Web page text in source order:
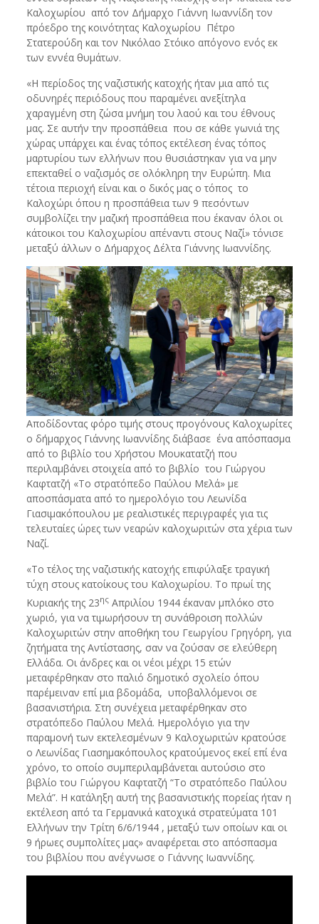
Καλοχωρίου από τον Δήμαρχο Γιάννη Ιωαννίδη τον
πρόεδρο της κοινότητας Καλοχωρίου Πέτρο
Στατερούδη και τον Νικόλαο Στόικο απόγονο ενός εκ
των εννέα θυμάτων.
«Η περίοδος της ναζιστικής κατοχής ήταν μια από τις
οδυνηρές περιόδους που παραμένει ανεξίτηλα
χαραγμένη στη ζώσα μνήμη του λαού και του έθνους
μας. Σε αυτήν την προσπάθεια που σε κάθε γωνιά της
χώρας υπάρχει και ένας τόπος εκτέλεση ένας τόπος
μαρτυρίου των ελλήνων που θυσιάστηκαν για να μην
επεκταθεί ο ναζισμός σε ολόκληρη την Ευρώπη. Μια
τέτοια περιοχή είναι και ο δικός μας ο τόπος το
Καλοχώρι όπου η προσπάθεια των 9 πεσόντων
συμβολίζει την μαζική προσπάθεια που έκαναν όλοι οι
κάτοικοι του Καλοχωρίου απέναντι στους Ναζί» τόνισε
μεταξύ άλλων ο Δήμαρχος Δέλτα Γιάννης Ιωαννίδης.
Αποδίδοντας φόρο τιμής στους προγόνους Καλοχωρίτες
ο δήμαρχος Γιάννης Ιωαννίδης διάβασε ένα απόσπασμα
από το βιβλίο του Χρήστου Μουκατατζή που
περιλαμβάνει στοιχεία από το βιβλίο του Γιώργου
Καφτατζή «Το στρατόπεδο Παύλου Μελά» με
αποσπάσματα από το ημερολόγιο του Λεωνίδα
Γιασιμακόπουλου με ρεαλιστικές περιγραφές για τις
τελευταίες ώρες των νεαρών καλοχωριτών στα χέρια των
Ναζί.
«Το τέλος της ναζιστικής κατοχής επιφύλαξε τραγική
τύχη στους κατοίκους του Καλοχωρίου. Το πρωί της
Κυριακής της 23ηςΑπριλίου 1944 έκαναν μπλόκο στο
χωριό, για να τιμωρήσουν τη συνάθροιση πολλών
Καλοχωριτών στην αποθήκη του Γεωργίου Γρηγόρη, για
ζητήματα της Αντίστασης, σαν να ζούσαν σε ελεύθερη
Ελλάδα. Οι άνδρες και οι νέοι μέχρι 15 ετών
μεταφέρθηκαν στο παλιό δημοτικό σχολείο όπου
παρέμειναν επί μια βδομάδα, υποβαλλόμενοι σε
βασανιστήρια. Στη συνέχεια μεταφέρθηκαν στο
στρατόπεδο Παύλου Μελά. Ημερολόγιο για την
παραμονή των εκτελεσμένων 9 Καλοχωριτών κρατούσε
ο Λεωνίδας Γιασημακόπουλος κρατούμενος εκεί επί ένα
χρόνο, το οποίο συμπεριλαμβάνεται αυτούσιο στο
βιβλίο του Γιώργου Καφτατζή “Το στρατόπεδο Παύλου
Μελά”. Η κατάληξη αυτή της βασανιστικής πορείας ήταν η
εκτέλεση από τα Γερμανικά κατοχικά στρατεύματα 101
Ελλήνων την Τρίτη 6/6/1944 , μεταξύ των οποίων και οι
9 ήρωες συμπολίτες μας» αναφέρεται στο απόσπασμα
του βιβλίου που ανέγνωσε ο Γιάννης Ιωαννίδης.